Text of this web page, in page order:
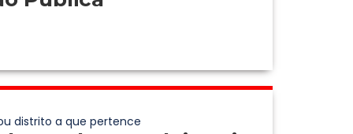
distrito a que pertence